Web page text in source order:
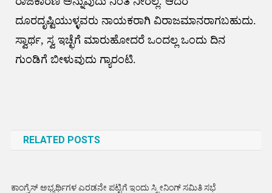
ದೂರದೃಷ್ಟಿಯುಳ್ಳವರು ನಾಯಕರಾಗಿ ವಿರಾಜಮಾನರಾಗಬಹುದು.
ಸ್ವಾರ್ಥ, ಸ್ವ ಇಚ್ಛೆಗೆ ಮಾರುಹೋದರೆ ಒಂದಲ್ಲ ಒಂದು ದಿನ
ಗುಂಡಿಗೆ ಬೀಳುವುದು ಗ್ಯಾರಂಟಿ.
RELATED POSTS
ಕಾಂಗ್ರೆಸ್‌ ಅಭ್ಯರ್ಥಿಗಳ ಎರಡನೇ ಪಟ್ಟಿಗೆ ಇಂದು ಸ್ಕ್ರೀನಿಂಗ್‌ ಸಮಿತಿ ಸಭೆ